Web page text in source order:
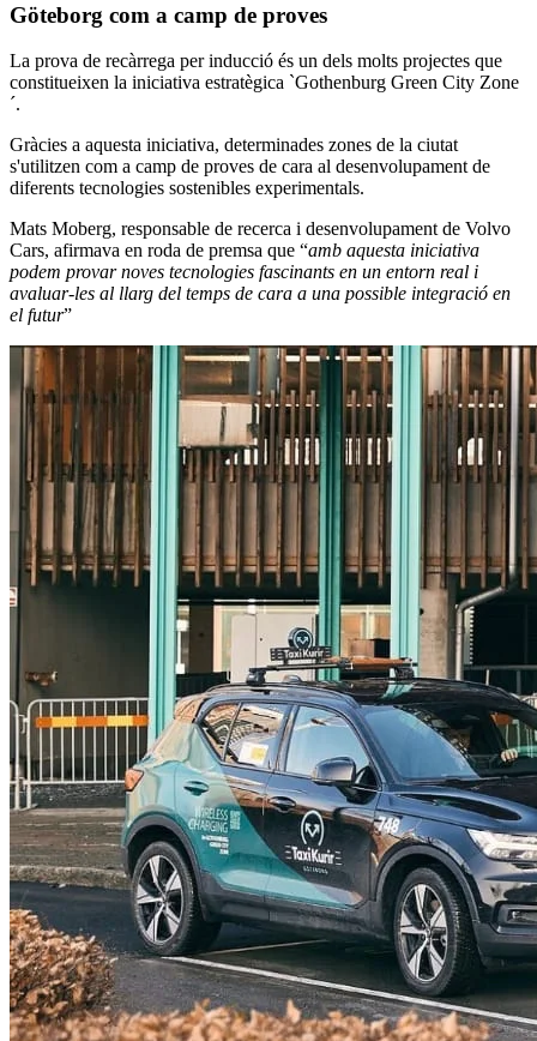
Göteborg com a camp de proves
La prova de recàrrega per inducció és un dels molts projectes que
constitueixen la iniciativa estratègica `Gothenburg Green City Zone
´.
Gràcies a aquesta iniciativa, determinades zones de la ciutat
s'utilitzen com a camp de proves de cara al desenvolupament de
diferents tecnologies sostenibles experimentals.
Mats Moberg, responsable de recerca i desenvolupament de Volvo
Cars, afirmava en roda de premsa que “amb aquesta iniciativa
podem provar noves tecnologies fascinants en un entorn real i
avaluar-les al llarg del temps de cara a una possible integració en
el futur”